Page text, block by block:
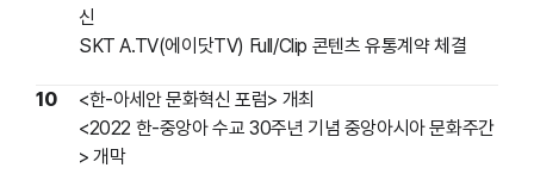
신
SKT A.TV(에이닷TV) Full/Clip 콘텐츠 유통계약 체결
10
<한-아세안 문화혁신 포럼> 개최
<2022 한-중앙아 수교 30주년 기념 중앙아시아 문화주간
> 개막